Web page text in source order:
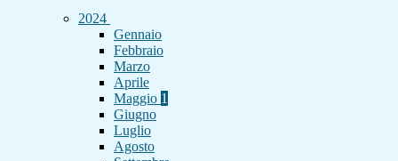
2024
Gennaio
Febbraio
Marzo
Aprile
Maggio 1
Giugno
Luglio
Agosto